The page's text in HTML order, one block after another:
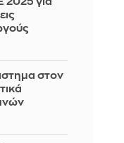
στον